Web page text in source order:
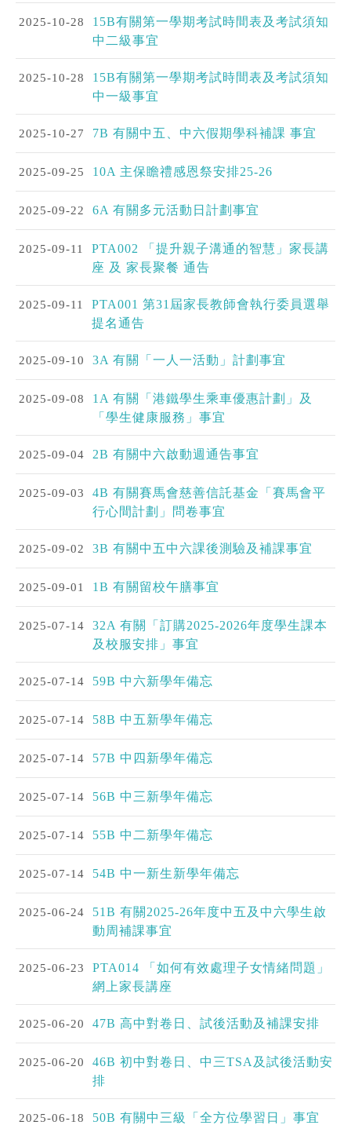
2025-10-28
15B有關第一學期考試時間表及考試須知
中二級事宜
2025-10-28
15B有關第一學期考試時間表及考試須知
中一級事宜
2025-10-27 7B 有關中五、中六假期學科補課 事宜
2025-09-25 10A 主保瞻禮感恩祭安排25-26
2025-09-22 6A 有關多元活動日計劃事宜
2025-09-11
PTA002 「提升親子溝通的智慧」家長講
座 及 家長聚餐 通告
2025-09-11
PTA001 第31屆家長教師會執行委員選舉
提名通告
2025-09-10 3A 有關「一人一活動」計劃事宜
2025-09-08
1A 有關「港鐵學生乘車優惠計劃」及
「學生健康服務」事宜
2025-09-04 2B 有關中六啟動週通告事宜
2025-09-03
4B 有關賽馬會慈善信託基金「賽馬會平
行心間計劃」問卷事宜
2025-09-02 3B 有關中五中六課後測驗及補課事宜
2025-09-01 1B 有關留校午膳事宜
2025-07-14
32A 有關「訂購2025-2026年度學生課本
及校服安排」事宜
2025-07-14 59B 中六新學年備忘
2025-07-14 58B 中五新學年備忘
2025-07-14 57B 中四新學年備忘
2025-07-14 56B 中三新學年備忘
2025-07-14 55B 中二新學年備忘
2025-07-14 54B 中一新生新學年備忘
2025-06-24
51B 有關2025-26年度中五及中六學生啟
動周補課事宜
2025-06-23
PTA014 「如何有效處理子女情緒問題」
網上家長講座
2025-06-20 47B 高中對卷日、試後活動及補課安排
2025-06-20
46B 初中對卷日、中三TSA及試後活動安
排
2025-06-18 50B 有關中三級「全方位學習日」事宜